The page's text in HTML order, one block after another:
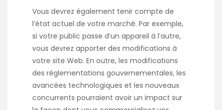
Vous devrez également tenir compte de
l’état actuel de votre marché. Par exemple,
si votre public passe d’un appareil à l’autre,
vous devrez apporter des modifications à
votre site Web. En outre, les modifications
des réglementations gouvernementales, les
avancées technologiques et les nouveaux
concurrents pourraient avoir un impact sur